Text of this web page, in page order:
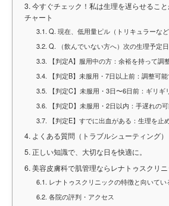
3.今すぐチェック！私は生理を遅らせるこ
チャート
3.1. Q. 現在、低用量ピル（トリキュラーな
3.2. Q. （飲んでいない方へ）次の生理予定
3.3. 【判定A】服用中の方：余裕を持って調
3.4. 【判定B】未服用・7日以上前：調整可
3.5. 【判定C】未服用・3日〜6日前：ギリギ
3.6. 【判定D】未服用・2日以内：手遅れの
3.7. 【判定E】すでに出血がある：生理を止
4. よくある質問（トラブルシューティング）
5.正しい知識で、大切な日を快適に。
6.美容皮膚科で肌管理ならレナトゥスクリ
6.1. レナトゥスクリニックの特徴と向いてい
6.2. 各院の評判・アクセス